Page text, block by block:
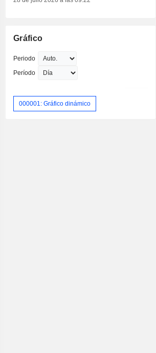
Gráfico
Periodo
Período
000001: Gráfico dinámico